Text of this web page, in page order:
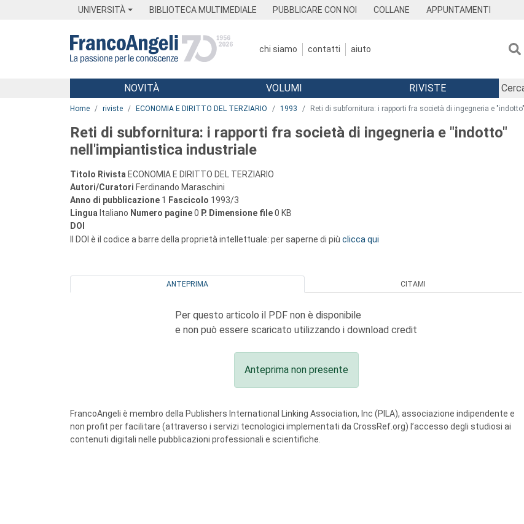
UNIVERSITÀ BIBLIOTECA MULTIMEDIALE PUBBLICARE CON NOI COLLANE APPUNTAMENTI
chi siamo contatti aiuto
Menu
NOVITÀ VOLUMI RIVISTE
Home riviste ECONOMIA E DIRITTO DEL TERZIARIO 1993 Reti di subfornitura: i rapporti fra società di ingegneria e
Reti di subfornitura: i rapporti fra società di ingegneria e "indotto"
nell'impiantistica industriale
Titolo Rivista ECONOMIA E DIRITTO DEL TERZIARIO
Autori/Curatori Ferdinando Maraschini
Anno di pubblicazione 1 Fascicolo 1993/3
Lingua Italiano Numero pagine0 P. Dimensione file0 KB
DOI
Il DOI è il codice a barre della proprietà intellettuale: per saperne di più clicca qui
ANTEPRIMA CITAMI
Per questo articolo il PDF non è disponibile
e non può essere scaricato utilizzando i download credit
Anteprima non presente
FrancoAngeli è membro della Publishers International Linking Association, Inc (PILA), associazione indipendente e
non profit per facilitare (attraverso i servizi tecnologici implementati da CrossRef.org) l’accesso degli studiosi ai
contenuti digitali nelle pubblicazioni professionali e scientifiche.